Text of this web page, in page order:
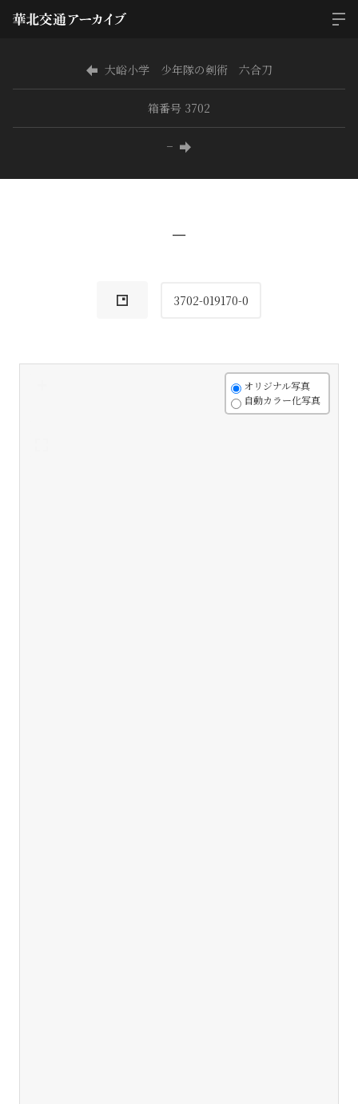
大峪小学 少年隊の剣術 六合刀
箱番号 3702
−
−
3702-019170-0
オリジナル写真
自動カラー化写真